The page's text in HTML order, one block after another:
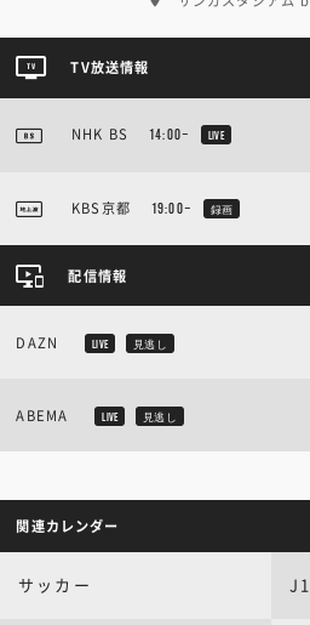
TV放送情報
NHK BS 14:00~ LIVE
KBS京都 19:00~ 録画
配信情報
DAZN LIVE 見逃し
ABEMA LIVE 見逃し
関連カレンダー
サッカー J1